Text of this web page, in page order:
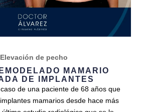
MAMARIO
DE IMPLANTES
Elevación de pecho
de una paciente de 68 años que
mamarios desde hace más